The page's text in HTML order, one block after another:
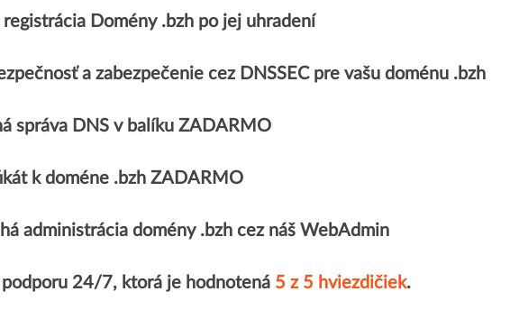
Domény .bzh po jej uhradení
a zabezpečenie cez DNSSEC pre vašu doménu .bzh
správa DNS v balíku ZADARMO
k doméne .bzh ZADARMO
administrácia domény .bzh cez náš WebAdmin
24/7, ktorá je hodnotená 5 z 5 hviezdičiek.